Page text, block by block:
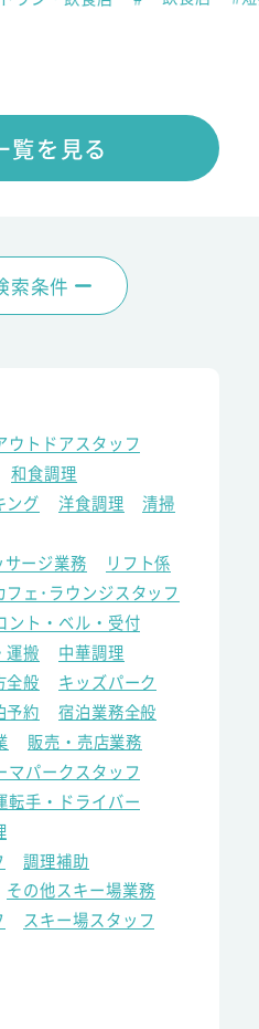
覧を見る
索条件
ウトドアスタッフ
和食調理
ング 洋食調理
清掃
ージ業務
リフト係
フェ･ラウンジスタッフ
ント・ベル・受付
運搬
中華調理
全般
キッズパーク
予約
宿泊業務全般
販売・売店業務
マパークスタッフ
転手・ドライバー
調理補助
その他スキー場業務
スキー場スタッフ